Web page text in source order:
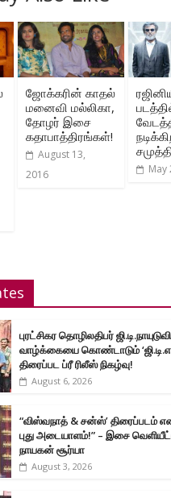
ஜோக்கரின் காதல்
மனைவி மல்லிகா,
தோழர் இசை
கதாபாத்திரங்கள்!
August 13,
2016
May
புரட்சிகர தொழிலதிபர்
வாழ்க்கையை கொண்டாடும்
திரைப்பட ப்ரீ ரிலீஸ் நிகழ்வு!
August 6, 2026
“விஸ்வநாத் & சன்ஸ்’ திரைப்படம்
புது அடையாளம்!” – இசை
நாயகன் சூர்யா
August 3, 2026